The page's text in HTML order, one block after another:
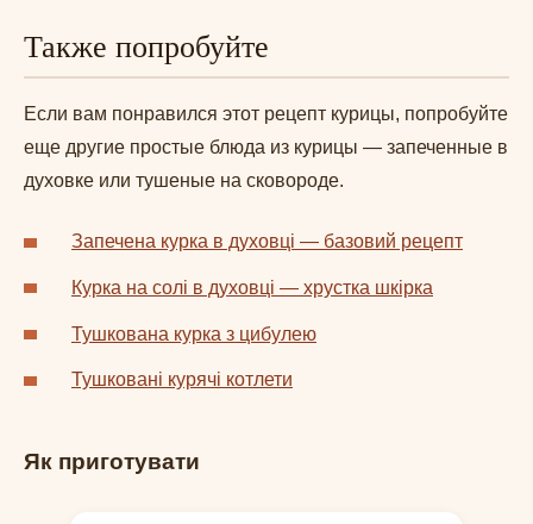
Также попробуйте
Если вам понравился этот рецепт курицы, попробуйте
еще другие простые блюда из курицы — запеченные в
духовке или тушеные на сковороде.
Запечена курка в духовці — базовий рецепт
Курка на солі в духовці — хрустка шкірка
Тушкована курка з цибулею
Тушковані курячі котлети
Як приготувати